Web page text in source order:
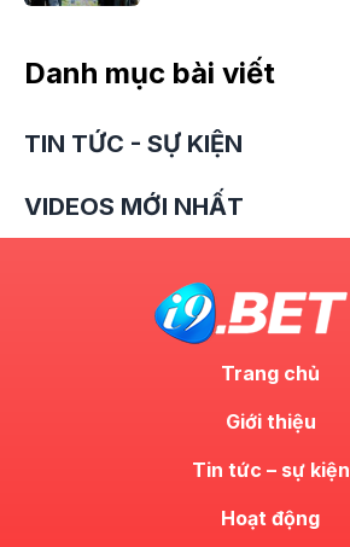
Danh mục bài viết
TIN TỨC - SỰ KIỆN
VIDEOS MỚI NHẤT
Trang chủ
Giới thiệu
Tin tức – sự kiện
Hoạt động